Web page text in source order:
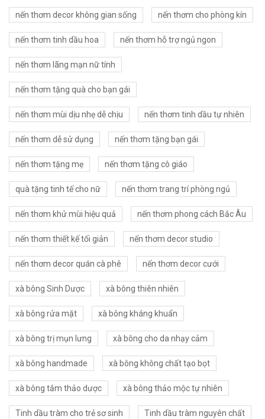
nến thơm decor không gian sống nến thơm cho phòng kín
nến thơm tinh dầu hoa nến thơm hỗ trợ ngủ ngon
nến thơm lãng mạn nữ tính
nến thơm tặng quà cho bạn gái
nến thơm mùi dịu nhẹ dễ chịu nến thơm tinh dầu tự nhiên
nến thơm dễ sử dụng nến thơm tặng bạn gái
nến thơm tặng mẹ nến thơm tặng cô giáo
quà tặng tinh tế cho nữ nến thơm trang trí phòng ngủ
nến thơm khử mùi hiệu quả nến thơm phong cách Bắc Âu
nến thơm thiết kế tối giản nến thơm decor studio
nến thơm decor quán cà phê nến thơm decor cưới
xà bông Sinh Dược xà bông thiên nhiên
xà bông rửa mặt xà bông kháng khuẩn
xà bông trị mụn lưng xà bông cho da nhạy cảm
xà bông handmade xà bông không chất tạo bọt
xà bông tắm thảo dược xà bông thảo mộc tự nhiên
Tinh dầu tràm cho trẻ sơ sinh Tinh dầu tràm nguyên chất